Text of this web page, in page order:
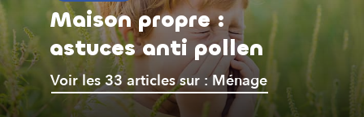
Maison propre :
astuces anti pollen
Voir les 33 articles sur : Ménage